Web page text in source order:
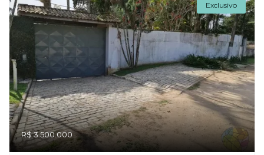
Exclusivo
R$ 3.500.000